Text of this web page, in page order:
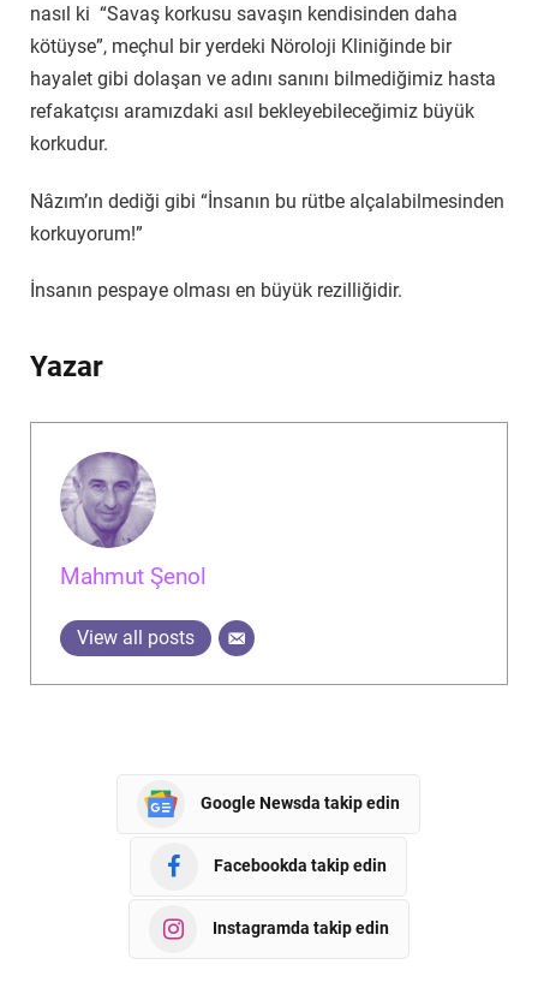
nasıl ki “Savaş korkusu savaşın kendisinden daha
kötüyse”, meçhul bir yerdeki Nöroloji Kliniğinde bir
hayalet gibi dolaşan ve adını sanını bilmediğimiz hasta
refakatçısı aramızdaki asıl bekleyebileceğimiz büyük
korkudur.
Nâzım’ın dediği gibi “İnsanın bu rütbe alçalabilmesinden
korkuyorum!”
İnsanın pespaye olması en büyük rezilliğidir.
Yazar
Mahmut Şenol
View all posts
Google Newsda takip edin
Facebookda takip edin
Instagramda takip edin